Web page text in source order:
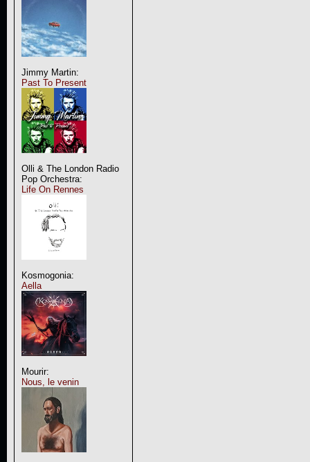
Jimmy Martin:
Past To Present
Olli & The London Radio
Pop Orchestra:
Life On Rennes
Kosmogonia:
Aella
Mourir:
Nous, le venin